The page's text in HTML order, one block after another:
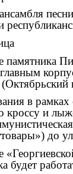
памятника
(Октябрьский
в
кроссу и
до
будет